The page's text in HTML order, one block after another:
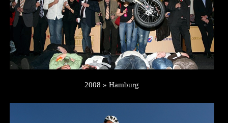
2008 » Hamburg